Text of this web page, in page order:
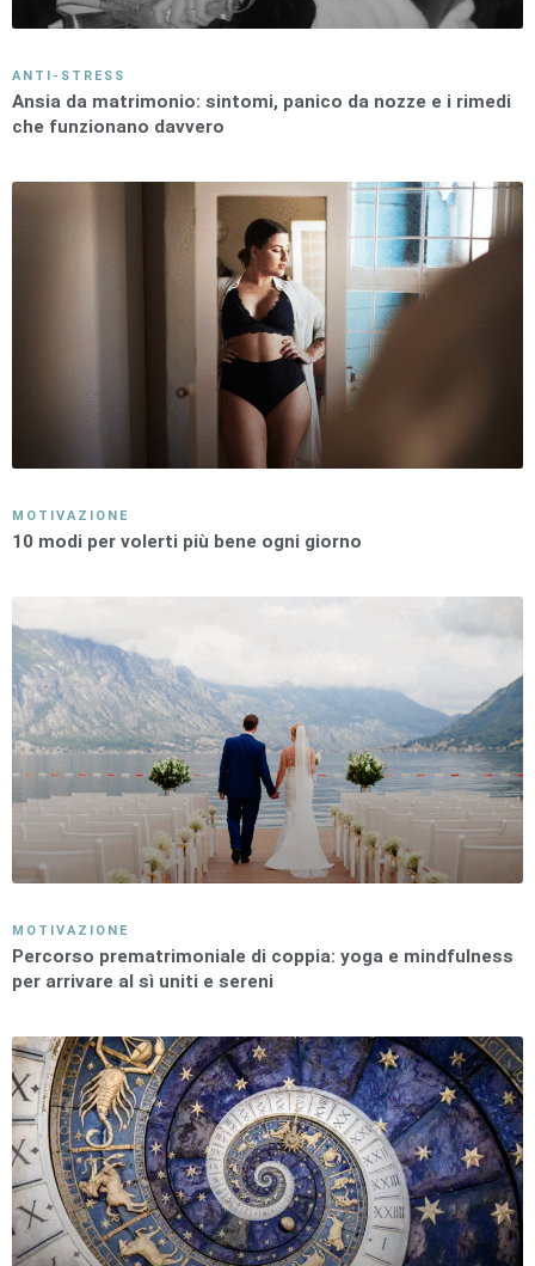
ANTI-STRESS
Ansia da matrimonio: sintomi, panico da nozze e i rimedi
che funzionano davvero
MOTIVAZIONE
10 modi per volerti più bene ogni giorno
MOTIVAZIONE
Percorso prematrimoniale di coppia: yoga e mindfulness
per arrivare al sì uniti e sereni